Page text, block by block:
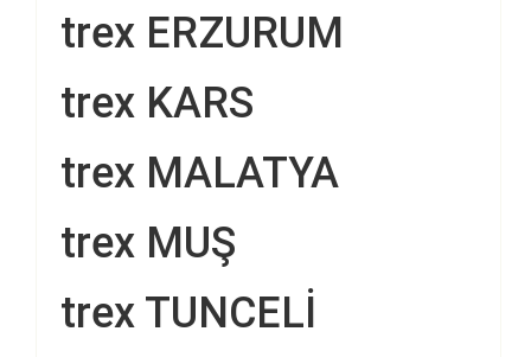
trex ERZURUM
trex KARS
trex MALATYA
trex MUŞ
trex TUNCELİ